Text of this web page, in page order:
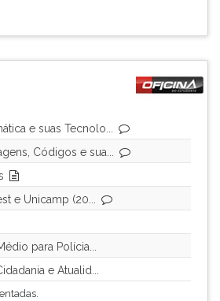
e suas Tecnolo...
Códigos e sua...
e Unicamp (20...
para Polícia...
e Atualid...